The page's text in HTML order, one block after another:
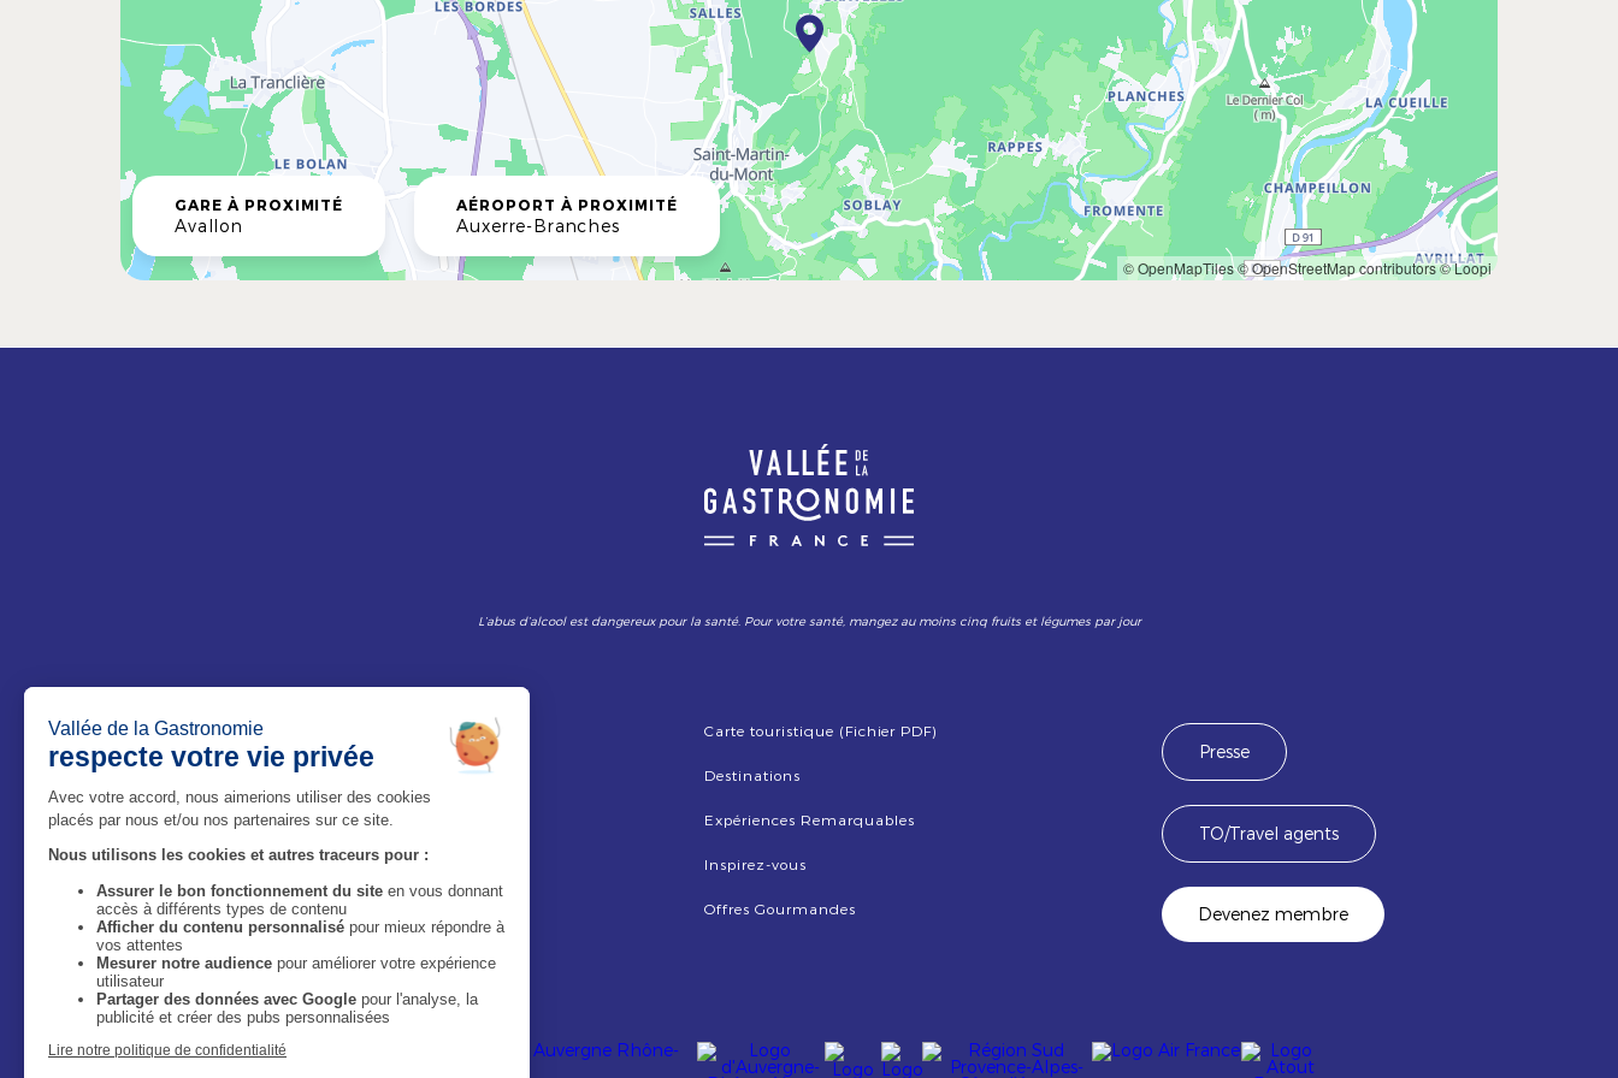
© OpenMapTiles© OpenStreetMap contributors© Loopi
GARE À PROXIMITÉ
Avallon
AÉROPORT À PROXIMITÉ
Auxerre-Branches
L’abus d’alcool est dangereux pour la santé. Pour votre santé, mangez au moins cinq fruits et légumes par jour
Le Magazine
Qui sommes-nous ?
Mentions légales
Politique de confidentialité
Accessibilité : site non conforme
Carte touristique (Fichier PDF)
Destinations
Expériences Remarquables
Inspirez-vous
Offres Gourmandes
Presse
TO/Travel agents
Devenez membre
Image Image ImageImage Image Image